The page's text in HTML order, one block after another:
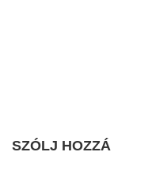
SZÓLJ HOZZÁ